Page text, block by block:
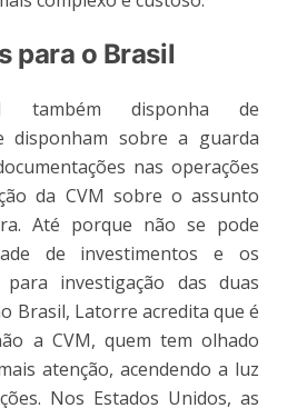
para o Brasil
também disponha de
disponham sobre a guarda
nas operações
da CVM sobre o assunto
Até porque não se pode
de investimentos e os
para investigação das duas
Brasil, Latorre acredita que é
a CVM, quem tem olhado
atenção, acendendo a luz
Nos Estados Unidos, as